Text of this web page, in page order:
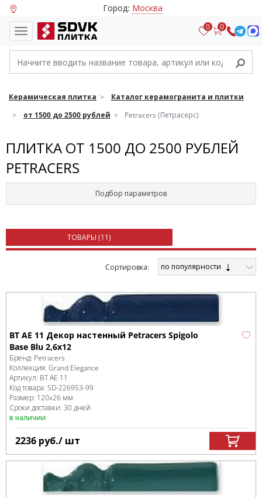
Город: Москва
0 0
Керамическая плитка
Каталог керамогранита и плитки
от 1500 до 2500 рублей
Petracers (Петрасерс)
ПЛИТКА ОТ 1500 ДО 2500 РУБЛЕЙ
PETRACERS
Подбор параметров
ТОВАРЫ (11)
Cортировка: по популярности
BT AE 11 Декор настенный Petracers Spigolo
Base Blu 2,6x12
Бренд: Petracers
Коллекция: Grand Elegance
Артикул: BT AE 11
Код товара: SD-226953-99
Размер: 120x26 мм
Сроки доставки: 30 дней
в наличии
2236 руб./ шт